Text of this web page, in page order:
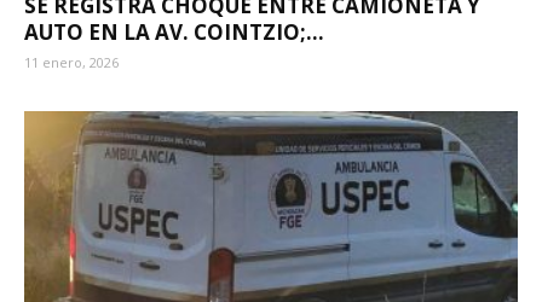
SE REGISTRA CHOQUE ENTRE CAMIONETA Y
AUTO EN LA AV. COINTZIO;...
11 enero, 2026